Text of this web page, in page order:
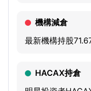
(A10 Control). It
API protection
TPS.
機構減倉
最新機構持股
HACAX持倉